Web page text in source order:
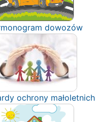
dowozów
ochrony małoletnich